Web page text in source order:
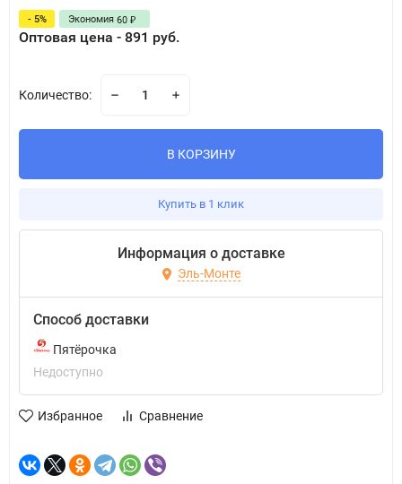
- 5% Экономия 60 ₽
Оптовая цена - 891 руб.
Количество:
В КОРЗИНУ
Купить в 1 клик
Информация о доставке
Эль-Монте
Способ доставки
Пятёрочка
Недоступно
Избранное Сравнение